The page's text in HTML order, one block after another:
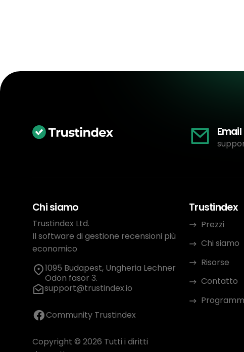
Email
Chi siamo
Trustindex Ltd.
Il software di gestione recensioni più
economico
1095 Budapest, Ungheria Lechner
Ödön fasor 3.
support@trustindex.io
Community Trustindex
Copyright © 2026 Tutti i diritti
Trustindex
Prezzi
Chi siamo
Risorse
Contatto